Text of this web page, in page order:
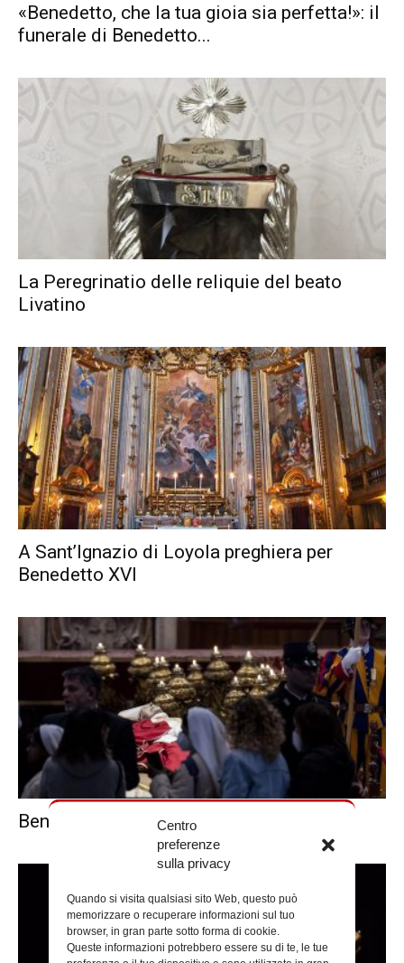
Centro
preferenze
sulla privacy
Quando si visita qualsiasi sito Web, questo può
memorizzare o recuperare informazioni sul tuo
browser, in gran parte sotto forma di cookie.
Queste informazioni potrebbero essere su di te, le tue
«Benedetto, che la tua gioia sia perfetta!»: il
funerale di Benedetto...
La Peregrinatio delle reliquie del beato
Livatino
A Sant’Ignazio di Loyola preghiera per
Benedetto XVI
Benedetto XVI: il rito del funerale